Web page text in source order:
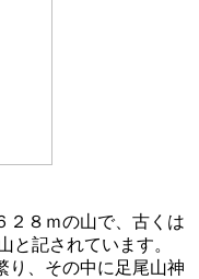
８ｍの山で、古くは
と記されています。
、その中に足尾山神